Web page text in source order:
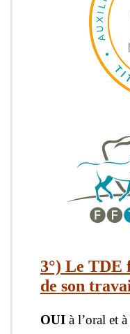
3°) Le TDE
de son
OUI à l’oral et